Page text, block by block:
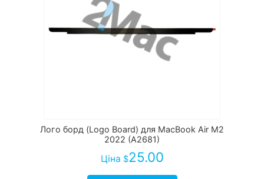
Лого борд (Logo Board) для MacBook Air M2
2022 (A2681)
Ціна $25.00